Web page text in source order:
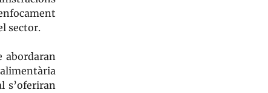
sector.
abordaran
s’oferiran